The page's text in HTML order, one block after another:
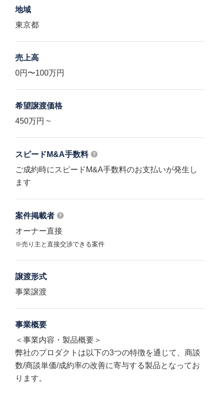
地域
東京都
売上高
0円〜100万円
希望譲渡価格
450万円 ~
スピードM&A手数料
ご成約時にスピードM&A手数料のお支払いが発生し
ます
案件掲載者
オーナー直接
※売り主と直接交渉できる案件
譲渡形式
事業譲渡
事業概要
＜事業内容・製品概要＞
弊社のプロダクトは以下の3つの特徴を通じて、商談
数/商談単価/成約率の改善に寄与する製品となってお
ります。